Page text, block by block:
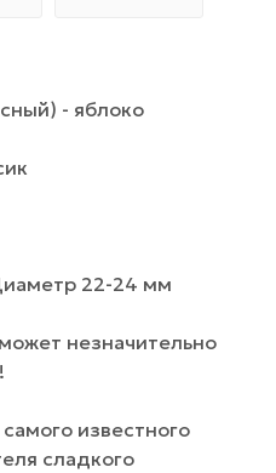
- яблоко
22-24 мм
незначительно
известного
сладкого